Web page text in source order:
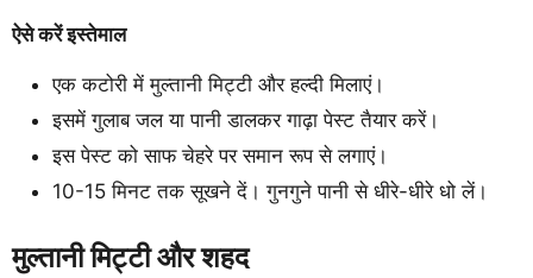
ऐसे करें इस्तेमाल
एक कटोरी में मुल्तानी मिट्टी और हल्दी मिलाएं।
इसमें गुलाब जल या पानी डालकर गाढ़ा पेस्ट तैयार करें।
इस पेस्ट को साफ चेहरे पर समान रूप से लगाएं।
10-15 मिनट तक सूखने दें। गुनगुने पानी से धीरे-धीरे धो लें।
मुल्तानी मिट्टी और शहद